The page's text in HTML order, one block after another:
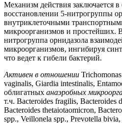
Механизм действия заключается
восстановлении 5-нитрогруппы
внутриклеточными
микроорганизмов и простейших.
нитрогруппа орнидазола
микроорганизмов, ингибируя
что ведет к гибели бактерий.
Активен в отношении
vaginalis, Giardia intestinalis,
облигатных анаэробных
т.ч. Bacteroides fragilis, Bacteroides
Bacteroides thetaiotaomicron,
spp., Veillonela spp., Prevotella